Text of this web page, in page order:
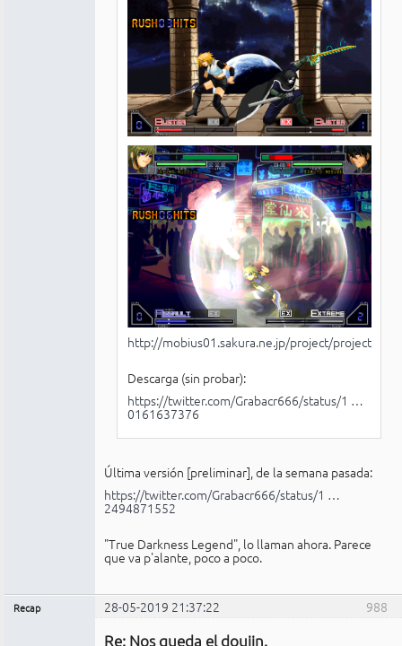
http://mobius01.sakura.ne.jp/project/project.htm
Descarga (sin probar):
https://twitter.com/Grabacr666/status/1 …
0161637376
Última versión [preliminar], de la semana pasada:
https://twitter.com/Grabacr666/status/1 …
2494871552
"True Darkness Legend", lo llaman ahora. Parece
que va p'alante, poco a poco.
988
Recap 28-05-2019 21:37:22
Re: Nos queda el doujin.